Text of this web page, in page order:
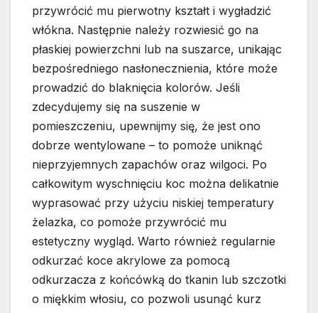
przywrócić mu pierwotny kształt i wygładzić
włókna. Następnie należy rozwiesić go na
płaskiej powierzchni lub na suszarce, unikając
bezpośredniego nasłonecznienia, które może
prowadzić do blaknięcia kolorów. Jeśli
zdecydujemy się na suszenie w
pomieszczeniu, upewnijmy się, że jest ono
dobrze wentylowane – to pomoże uniknąć
nieprzyjemnych zapachów oraz wilgoci. Po
całkowitym wyschnięciu koc można delikatnie
wyprasować przy użyciu niskiej temperatury
żelazka, co pomoże przywrócić mu
estetyczny wygląd. Warto również regularnie
odkurzać koce akrylowe za pomocą
odkurzacza z końcówką do tkanin lub szczotki
o miękkim włosiu, co pozwoli usunąć kurz